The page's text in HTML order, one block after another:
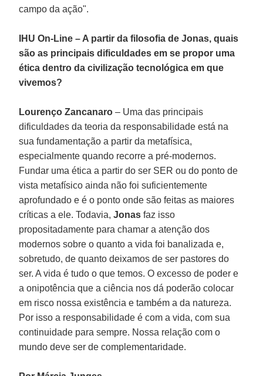
campo da ação".
IHU On-Line – A partir da filosofia de Jonas, quais
são as principais dificuldades em se propor uma
ética dentro da civilização tecnológica em que
vivemos?
Lourenço Zancanaro – Uma das principais
dificuldades da teoria da responsabilidade está na
sua fundamentação a partir da metafísica,
especialmente quando recorre a pré-modernos.
Fundar uma ética a partir do ser SER ou do ponto de
vista metafísico ainda não foi suficientemente
aprofundado e é o ponto onde são feitas as maiores
críticas a ele. Todavia,Jonasfaz isso
propositadamente para chamar a atenção dos
modernos sobre o quanto a vida foi banalizada e,
sobretudo, de quanto deixamos de ser pastores do
ser. A vida é tudo o que temos. O excesso de poder e
a onipotência que a ciência nos dá poderão colocar
em risco nossa existência e também a da natureza.
Por isso a responsabilidade é com a vida, com sua
continuidade para sempre. Nossa relação com o
mundo deve ser de complementaridade.